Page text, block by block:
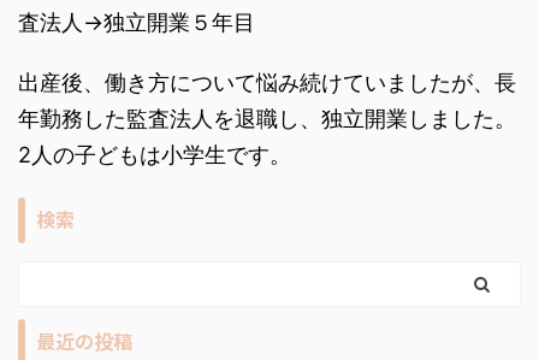
査法人→独立開業５年目
出産後、働き方について悩み続けていましたが、長
年勤務した監査法人を退職し、独立開業しました。
2人の子どもは小学生です。
検索
最近の投稿